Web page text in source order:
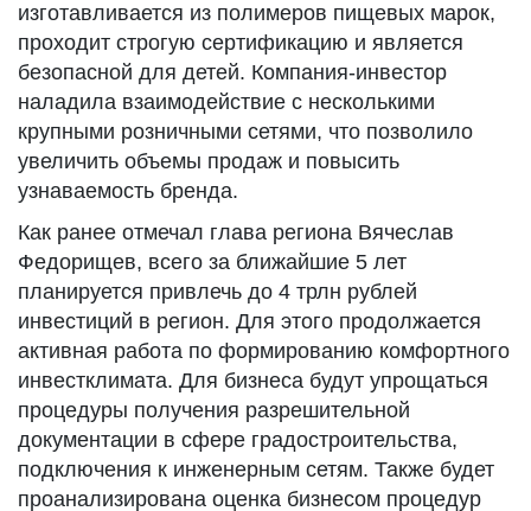
изготавливается из полимеров пищевых марок,
проходит строгую сертификацию и является
безопасной для детей. Компания-инвестор
наладила взаимодействие с несколькими
крупными розничными сетями, что позволило
увеличить объемы продаж и повысить
узнаваемость бренда.
Как ранее отмечал глава региона Вячеслав
Федорищев, всего за ближайшие 5 лет
планируется привлечь до 4 трлн рублей
инвестиций в регион. Для этого продолжается
активная работа по формированию комфортного
инвестклимата. Для бизнеса будут упрощаться
процедуры получения разрешительной
документации в сфере градостроительства,
подключения к инженерным сетям. Также будет
проанализирована оценка бизнесом процедур